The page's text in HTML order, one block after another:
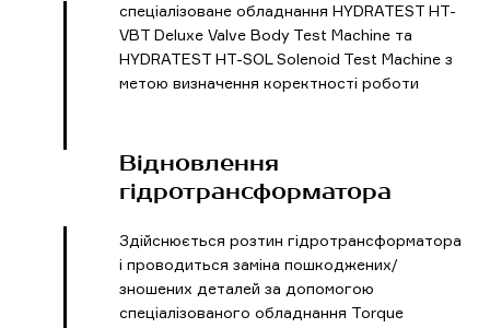
спеціалізоване обладнання HYDRATEST HT-
VBT Deluxe Valve Body Test Machine та
HYDRATEST HT-SOL Solenoid Test Machine з
метою визначення коректності роботи
Відновлення
гідротрансформатора
Здійснюється розтин гідротрансформатора
і проводиться заміна пошкоджених/
зношених деталей за допомогою
спеціалізованого обладнання Torque